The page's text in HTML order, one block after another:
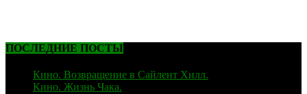
ПОСЛЕДНИЕ ПОСТЫ
Кино. Возвращение в Сайлент Хилл.
Кино. Жизнь Чака.